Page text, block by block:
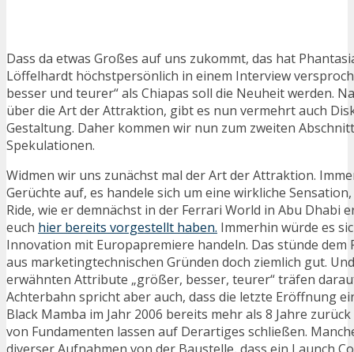
Dass da etwas Großes auf uns zukommt, das hat
Löffelhardt höchstpersönlich in einem Interview
besser und teurer“ als Chiapas soll die Neuheit werden.
über die Art der Attraktion, gibt es nun vermehrt auch
Gestaltung. Daher kommen wir nun zum zweiten
Spekulationen.
Widmen wir uns zunächst mal der Art der Attraktion.
Gerüchte auf, es handele sich um eine wirkliche Sensation,
Ride, wie er demnächst in der Ferrari World in Abu Dhabi
euch hier bereits vorgestellt haben. Immerhin würde es
Innovation mit Europapremiere handeln. Das stünde dem
aus marketingtechnischen Gründen doch ziemlich gut.
erwähnten Attribute „größer, besser, teurer“ träfen
Achterbahn spricht aber auch, dass die letzte Eröffnung
Black Mamba im Jahr 2006 bereits mehr als 8 Jahre
von Fundamenten lassen auf Derartiges schließen.